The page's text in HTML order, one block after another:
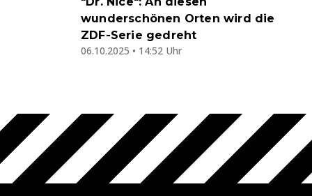
wunderschönen Orten wird die
ZDF-Serie gedreht
06.10.2025 • 14:52 Uhr